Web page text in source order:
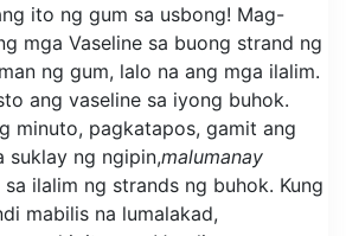
ito ng gum sa usbong! Mag-
mga Vaseline sa buong strand ng
ng gum, lalo na ang mga ilalim.
ang vaseline sa iyong buhok.
minuto, pagkatapos, gamit ang
suklay ng ngipin,malumanay
ilalim ng strands ng buhok. Kung
mabilis na lumalakad,